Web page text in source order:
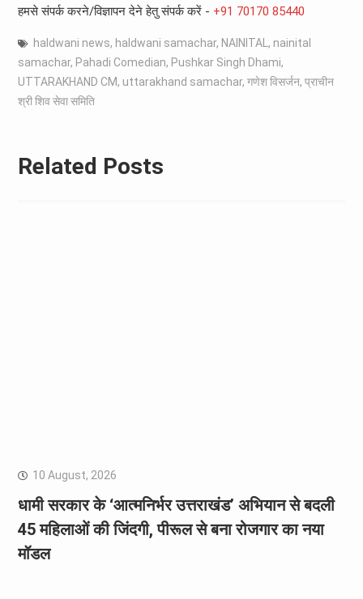
हमसे संपर्क करने/विज्ञापन देने हेतु संपर्क करें - +91 70170 85440
haldwani news, haldwani samachar, NAINITAL, nainital
samachar, Pahadi Comedian, Pushkar Singh Dhami,
UTTARAKHAND CM, uttarakhand samachar, गणेश विसर्जन, प्राचीन
श्री शिव सेवा समिति
Related Posts
10 August, 2026
धामी सरकार के ‘आत्मनिर्भर उत्तराखंड’ अभियान से बदली
45 महिलाओं की जिंदगी, पीरूल से बना रोजगार का नया
मॉडल